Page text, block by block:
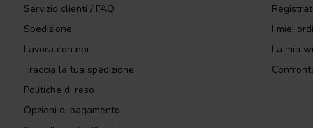
Servizio clienti / FAQ
Spedizione
Lavora con noi
Traccia la tua spedizione
Politiche di reso
Opzioni di pagamento
Registrati
I miei
La mia